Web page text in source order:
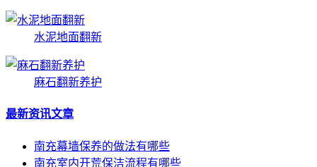
水泥地面翻新
麻石翻新养护
最新资讯文章
南充幕墙保养的做法有哪些
南充室内开荒保洁流程有哪些